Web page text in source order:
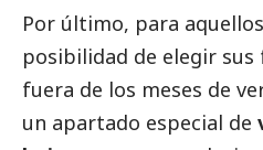
Por último, para
posibilidad de elegir sus
fuera de los meses de
un apartado especial de